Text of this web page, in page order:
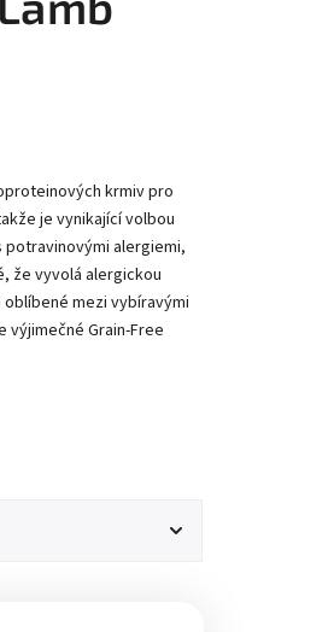
krmiv pro
je vynikající volbou
potravinovými alergiemi,
že vyvolá alergickou
mezi vybíravými
výjimečné Grain-Free